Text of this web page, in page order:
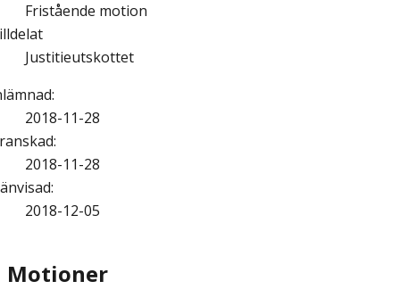
Fristående motion
Justitieutskottet
:
2018-11-28
:
2018-11-28
:
2018-12-05
Motioner